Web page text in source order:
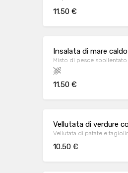
11.50 €
Insalata di mare caldo
Misto di pesce
11.50 €
Vellutata di verdure
Vellutata di patate e
10.50 €